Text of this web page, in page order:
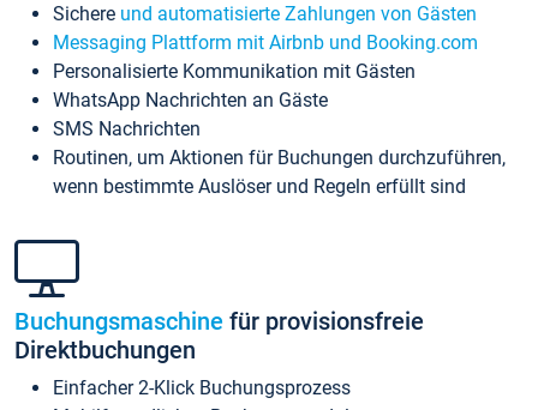
Sichere und automatisierte Zahlungen von Gästen
Messaging Plattform mit Airbnb und Booking.com
Personalisierte Kommunikation mit Gästen
WhatsApp Nachrichten an Gäste
SMS Nachrichten
Routinen, um Aktionen für Buchungen durchzuführen,
wenn bestimmte Auslöser und Regeln erfüllt sind
Buchungsmaschine für provisionsfreie
Direktbuchungen
Einfacher 2-Klick Buchungsprozess